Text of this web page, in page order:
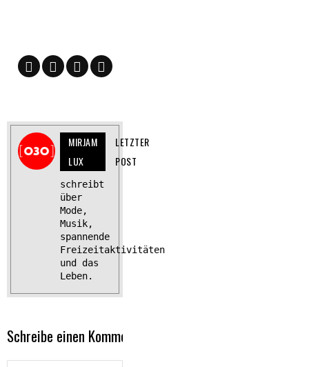
MIRJAM
LUX
LETZTER
POST
schreibt
über
Mode,
Musik,
spannende
Freizeitaktivitäten
und das
Leben.
Schreibe einen Kommentar